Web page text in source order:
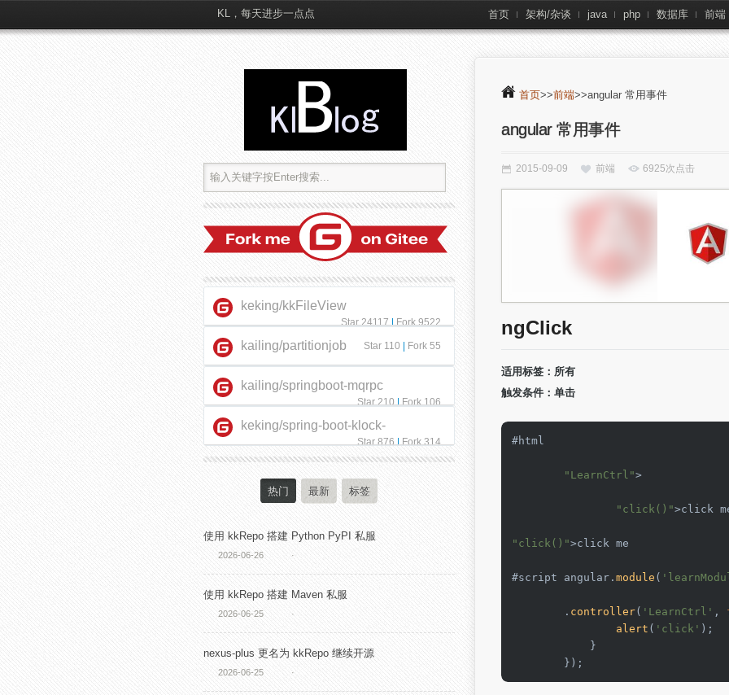
KL，每天进步一点点 首页 架构/杂谈 java php 数据库 前端
首页>>前端>>angular 常用事件
angular 常用事件
2015-09-09 前端 6925次点击
ngClick
适用标签：所有
触发条件：单击
#html
"LearnCtrl">
"click()">click
"click()">click me
#script angular. module (
        .
controller( 'LearnCtrl' ,
alert ( 'click' );
            }
        });
keking/kkFileView
Star 24117|Fork 9522
kailing/partitionjob Star 110 Fork 55
kailing/springboot-mqrpc
Star 210|Fork 106
keking/spring-boot-klock-
starter
Star 876|Fork 314
热门 最新 标签
使用 kkRepo 搭建 Python PyPI 私服
2026-06-26 ·
使用 kkRepo 搭建 Maven 私服
2026-06-25 ·
nexus-plus 更名为 kkRepo 继续开源
2026-06-25 ·